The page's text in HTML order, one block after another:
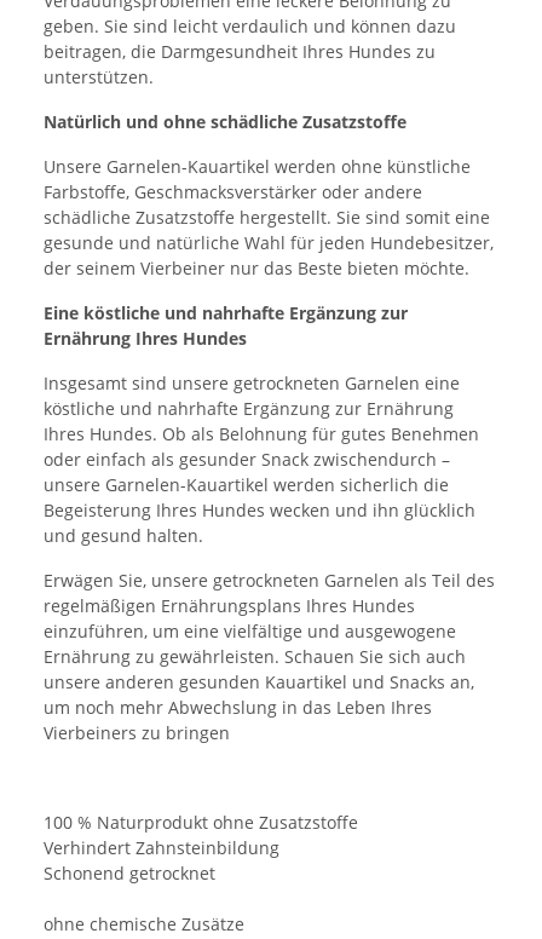
geben. Sie sind leicht verdaulich und können dazu
beitragen, die Darmgesundheit Ihres Hundes zu
unterstützen.
Natürlich und ohne schädliche Zusatzstoffe
Unsere Garnelen-Kauartikel werden ohne künstliche
Farbstoffe, Geschmacksverstärker oder andere
schädliche Zusatzstoffe hergestellt. Sie sind somit eine
gesunde und natürliche Wahl für jeden Hundebesitzer,
der seinem Vierbeiner nur das Beste bieten möchte.
Eine köstliche und nahrhafte Ergänzung zur
Ernährung Ihres Hundes
Insgesamt sind unsere getrockneten Garnelen eine
köstliche und nahrhafte Ergänzung zur Ernährung
Ihres Hundes. Ob als Belohnung für gutes Benehmen
oder einfach als gesunder Snack zwischendurch –
unsere Garnelen-Kauartikel werden sicherlich die
Begeisterung Ihres Hundes wecken und ihn glücklich
und gesund halten.
Erwägen Sie, unsere getrockneten Garnelen als Teil des
regelmäßigen Ernährungsplans Ihres Hundes
einzuführen, um eine vielfältige und ausgewogene
Ernährung zu gewährleisten. Schauen Sie sich auch
unsere anderen gesunden Kauartikel und Snacks an,
um noch mehr Abwechslung in das Leben Ihres
Vierbeiners zu bringen
100 % Naturprodukt ohne Zusatzstoffe
Verhindert Zahnsteinbildung
Schonend getrocknet
ohne chemische Zusätze